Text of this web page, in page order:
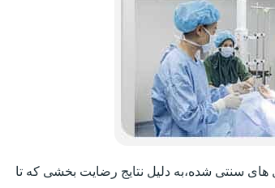
های سنتی شده،به دلیل نتایج رضایت بخشی که تا